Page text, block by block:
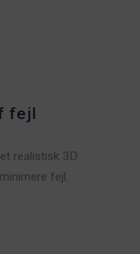
fejl
realistisk 3D
fejl.